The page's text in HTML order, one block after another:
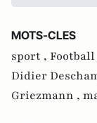
MOTS-CLES
sport , Football
Didier
Griezmann ,